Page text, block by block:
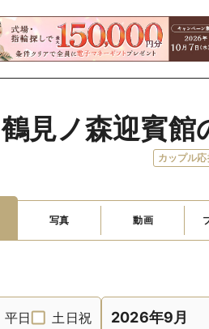
鶴見ノ森迎賓館
カップル
写真 動画
平日 土日祝 2026年9月